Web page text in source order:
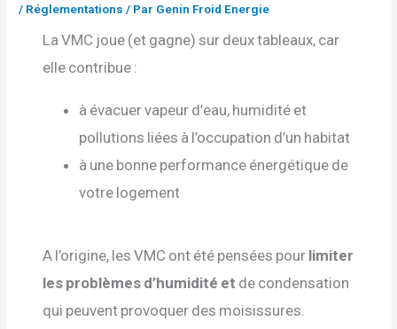
/ Réglementations / Par Genin Froid Energie
La VMC joue (et gagne) sur deux tableaux, car
elle contribue :
à évacuer vapeur d’eau, humidité et
pollutions liées à l’occupation d’un habitat
à une bonne performance énergétique de
votre logement
A l’origine, les VMC ont été pensées pour limiter
les problèmes d’humidité et de condensation
qui peuvent provoquer des moisissures.